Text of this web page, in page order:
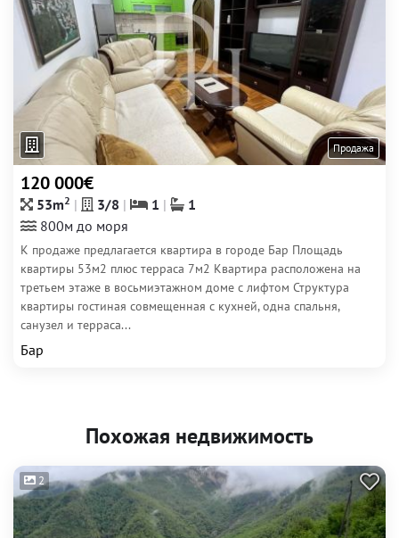
Продажа
120 000€
53m2 3/8 1
1
800м до моря
К продаже предлагается квартира в городе Бар Площадь
квартиры 53м2 плюс терраса 7м2 Квартира расположена на
третьем этаже в восьмиэтажном доме с лифтом Структура
квартиры гостиная совмещенная с кухней, одна спальня,
санузел и терраса...
Бар
Похожая недвижимость
2